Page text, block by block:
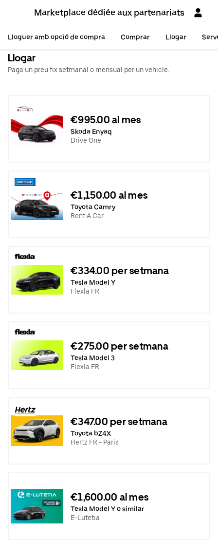
Marketplace dédiée aux partenariats
Lloguer amb opció de compra Comprar Llogar
Llogar
Paga un preu fix setmanal o mensual per un vehicle.
€995.00 al mes
Skoda Enyaq
Drive One
€1,150.00 al mes
Toyota Camry
Rent A Car
€334.00 per setmana
Tesla Model Y
Flexla FR
€275.00 per setmana
Tesla Model 3
Flexla FR
€347.00 per setmana
Toyota bZ4X
Hertz FR - Paris
€1,600.00 al mes
Tesla Model Y o similar
E-Lutetia